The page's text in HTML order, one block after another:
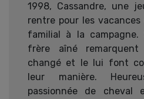
1998, Cassandre, une
rentre pour les
familial à la
frère aîné
changé et le lui font
leur manière.
passionnée de